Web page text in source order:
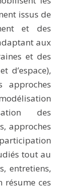
issus de
et des
aux
et des
d’espace),
approches
des
approches
tout au
entretiens,
résume ces